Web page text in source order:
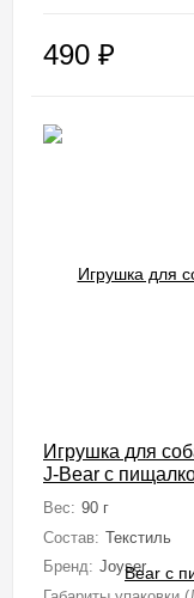
490 ₽
Игрушка для
J-Bear с
Вес: 90 г
Состав: Текстиль
Бренд: Joyser